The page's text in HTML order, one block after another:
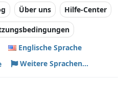
Über uns Hilfe-Center
Englische Sprache
Weitere Sprachen...